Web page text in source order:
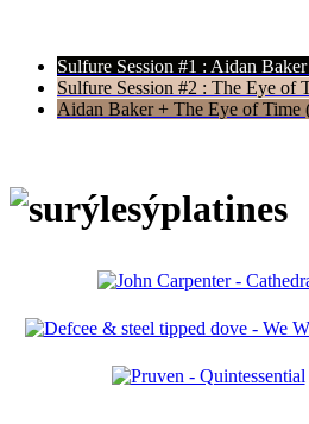
Sulfure Session #1 : Aidan
Sulfure Session #2 : The Eye of
Aidan Baker + The Eye of Time